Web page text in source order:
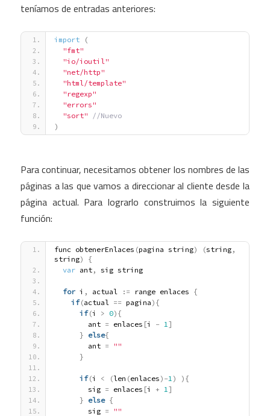
teníamos de entradas anteriores:
import
(
"fmt"
"io/ioutil"
"net/http"
"html/template"
"regexp"
"errors"
"sort" //Nuevo
)
Para continuar, necesitamos obtener los nombres de las
páginas a las que vamos a direccionar al cliente desde la
página actual. Para lograrlo construimos la siguiente
función:
func obtenerEnlaces (pagina string) (string ,
string)
{
var ant , sig string
for i , actual : = range enlaces {
if(actual == pagina) {
if(i > 0) {
        ant
= enlaces [i - 1 ]
} else{
        ant
=
""
}
if(i < (len (enlaces) -1 ) ) {
        sig
= enlaces [i + 1 ]
} else {
        sig
=
""